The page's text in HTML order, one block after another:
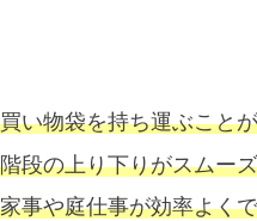
買い物袋を持ち運ぶこと
階段の上り下りがスムー
家事や庭仕事が効率よく